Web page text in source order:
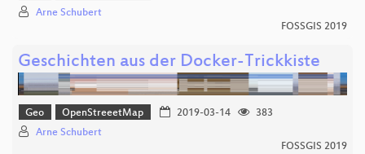
Arne Schubert
FOSSGIS 2019
Geschichten aus der Docker-Trickkiste
Geo OpenStreeetMap 2019-03-14
383
Arne Schubert
FOSSGIS 2019